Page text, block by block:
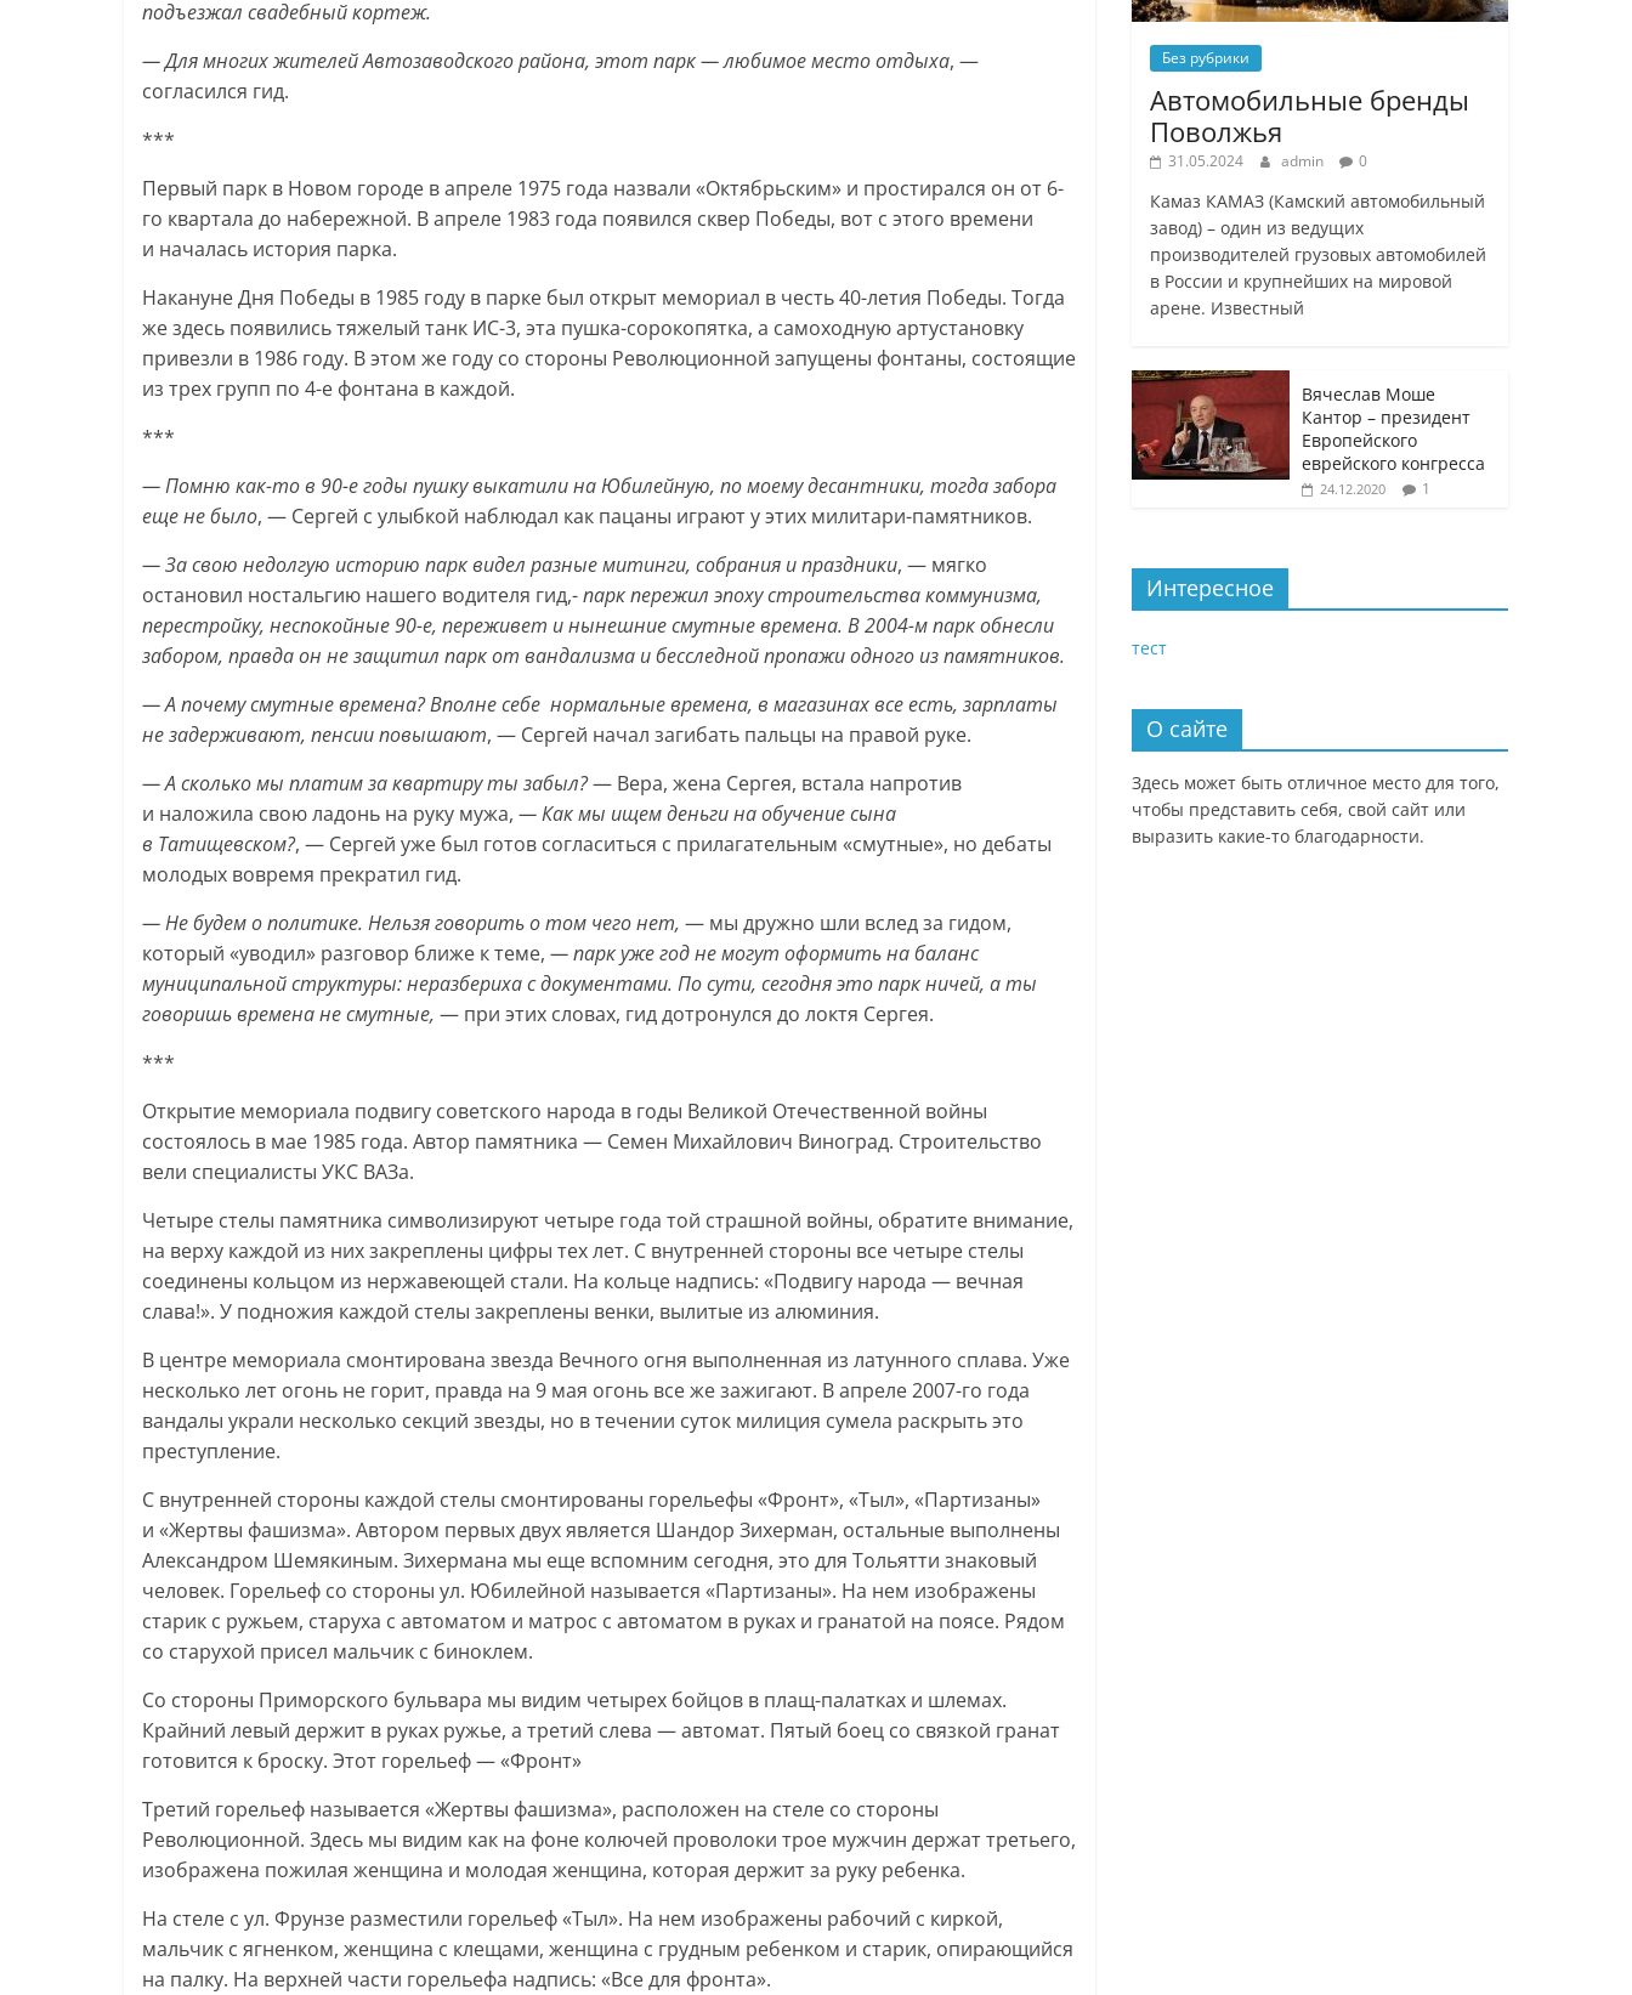
подъезжал свадебный кортеж.
— Для многих жителей Автозаводского района, этот парк — любимое место отдыха, —
согласился гид.
***
Первый парк в Новом городе в апреле 1975 года назвали «Октябрьским» и простирался он от 6-
го квартала до набережной. В апреле 1983 года появился сквер Победы, вот с этого времени
и началась история парка.
Накануне Дня Победы в 1985 году в парке был открыт мемориал в честь 40-летия Победы. Тогда
же здесь появились тяжелый танк ИС-3, эта пушка-сорокопятка, а самоходную артустановку
привезли в 1986 году. В этом же году со стороны Революционной запущены фонтаны, состоящие
из трех групп по 4-е фонтана в каждой.
***
— Помню как-то в 90-е годы пушку выкатили на Юбилейную, по моему десантники, тогда забора
еще не было, — Сергей с улыбкой наблюдал как пацаны играют у этих милитари-памятников.
— За свою недолгую историю парк видел разные митинги, собрания и праздники, — мягко
остановил ностальгию нашего водителя гид,-парк пережил эпоху строительства коммунизма,
перестройку, неспокойные 90-е, переживет и нынешние смутные времена. В 2004-м парк обнесли
забором, правда он не защитил парк от вандализма и бесследной пропажи одного из памятников.
— А почему смутные времена? Вполне себе нормальные времена, в магазинах все есть, зарплаты
не задерживают, пенсии повышают, — Сергей начал загибать пальцы на правой руке.
— А сколько мы платим за квартиру ты забыл?— Вера, жена Сергея, встала напротив
и наложила свою ладонь на руку мужа, — Как мы ищем деньги на обучение сына
в Татищевском?, — Сергей уже был готов согласиться с прилагательным «смутные», но дебаты
молодых вовремя прекратил гид.
— Не будем о политике. Нельзя говорить о том чего нет, — мы дружно шли вслед за гидом,
который «уводил» разговор ближе к теме, — парк уже год не могут оформить на баланс
муниципальной структуры: неразбериха с документами. По сути, сегодня это парк ничей, а ты
говоришь времена не смутные, — при этих словах, гид дотронулся до локтя Сергея.
***
Открытие мемориала подвигу советского народа в годы Великой Отечественной войны
состоялось в мае 1985 года. Автор памятника — Семен Михайлович Виноград. Строительство
вели специалисты УКС ВАЗа.
Четыре стелы памятника символизируют четыре года той страшной войны, обратите внимание,
на верху каждой из них закреплены цифры тех лет. С внутренней стороны все четыре стелы
соединены кольцом из нержавеющей стали. На кольце надпись: «Подвигу народа — вечная
слава!». У подножия каждой стелы закреплены венки, вылитые из алюминия.
В центре мемориала смонтирована звезда Вечного огня выполненная из латунного сплава. Уже
несколько лет огонь не горит, правда на 9 мая огонь все же зажигают. В апреле 2007-го года
вандалы украли несколько секций звезды, но в течении суток милиция сумела раскрыть это
преступление.
С внутренней стороны каждой стелы смонтированы горельефы «Фронт», «Тыл», «Партизаны»
и «Жертвы фашизма». Автором первых двух является Шандор Зихерман, остальные выполнены
Александром Шемякиным. Зихермана мы еще вспомним сегодня, это для Тольятти знаковый
человек. Горельеф со стороны ул. Юбилейной называется «Партизаны». На нем изображены
старик с ружьем, старуха с автоматом и матрос с автоматом в руках и гранатой на поясе. Рядом
со старухой присел мальчик с биноклем.
Со стороны Приморского бульвара мы видим четырех бойцов в плащ-палатках и шлемах.
Крайний левый держит в руках ружье, а третий слева — автомат. Пятый боец со связкой гранат
готовится к броску. Этот горельеф — «Фронт»
Третий горельеф называется «Жертвы фашизма», расположен на стеле со стороны
Революционной. Здесь мы видим как на фоне колючей проволоки трое мужчин держат третьего,
изображена пожилая женщина и молодая женщина, которая держит за руку ребенка.
На стеле с ул. Фрунзе разместили горельеф «Тыл». На нем изображены рабочий с киркой,
мальчик с ягненком, женщина с клещами, женщина с грудным ребенком и старик, опирающийся
на палку. На верхней части горельефа надпись: «Все для фронта».
Без рубрики
Автомобильные бренды
Поволжья
31.05.2024 admin 0
Камаз КАМАЗ (Камский автомобильный
завод) – один из ведущих
производителей грузовых автомобилей
в России и крупнейших на мировой
арене. Известный
Вячеслав Моше
Кантор – президент
Европейского
еврейского конгресса
24.12.2020 1
Интересное
тест
О сайте
Здесь может быть отличное место для того,
чтобы представить себя, свой сайт или
выразить какие-то благодарности.